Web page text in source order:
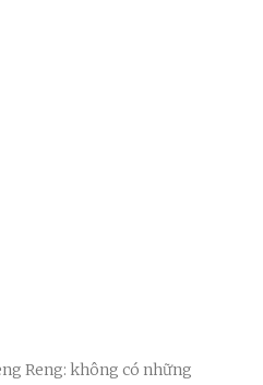
Reng: không có những